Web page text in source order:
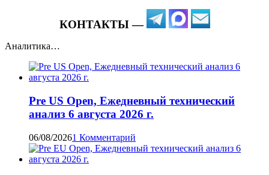
КОНТАКТЫ —
Аналитика…
Pre US Open, Ежедневный технический
анализ 6 августа 2026 г.
06/08/20261 Комментарий